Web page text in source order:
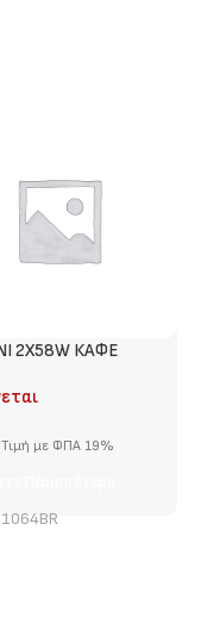
2X58W ΚΑΦΕ
Τιμή με ΦΠΑ 19%